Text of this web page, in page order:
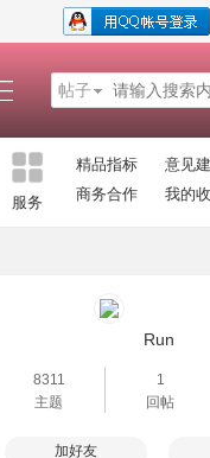
帖子
服务
精品指标 意见
商务合作
我的
Run
8311
主题
1
回帖
加好友